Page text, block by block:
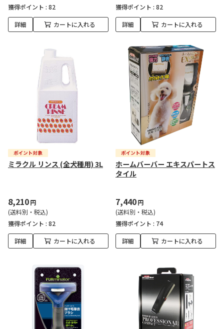
獲得ポイント : 82
詳細 カートに入れる
獲得ポイント : 82
詳細 カートに入れる
ミラクル リンス (全犬種用) 3L
8,210円
(送料別・税込)
獲得ポイント : 82
詳細 カートに入れる
ホームバーバー エキスパートス
タイル
7,440円
(送料別・税込)
獲得ポイント : 74
詳細 カートに入れる